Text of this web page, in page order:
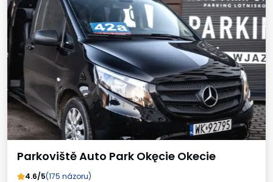
Parkoviště Auto Park Okęcie Okecie
4.6/5(175 názoru)